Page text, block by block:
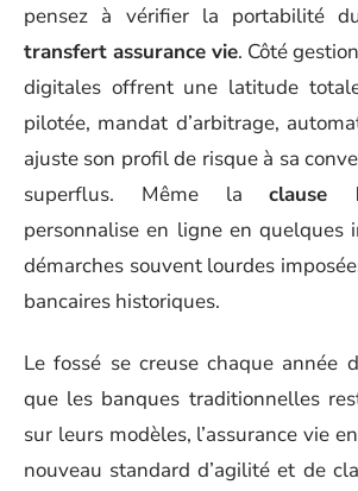
pensez à vérifier la portabilité
transfert assurance vie. Côté
digitales offrent une latitude
pilotée, mandat d’arbitrage,
ajuste son profil de risque à sa
superflus. Même laclause
personnalise en ligne en quelques
démarches souvent lourdes
bancaires historiques.
Le fossé se creuse chaque année
que les banques traditionnelles
sur leurs modèles, l’assurance vie
nouveau standard d’agilité et de